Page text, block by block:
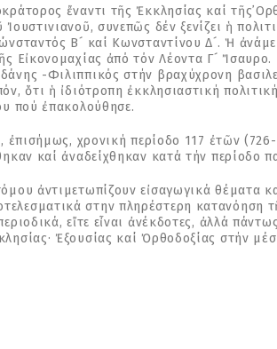
ἔναντι τῆς Ἐκκλησίας καί
συνεπῶς δέν ξενίζει ἡ
Β´ καί Κωνσταντίνου Δ´. Ἡ
Εἰκονομαχίας ἀπό τόν Λέοντα Γ´
-Φιλιππικός στήν βραχύχρονη
ὅτι ἡ ἰδιότροπη ἐκκλησιαστική
πού ἐπακολούθησε.
χρονική περίοδο 117 ἐτῶν
καί ἀναδείχθηκαν κατά τήν περίοδο
ἀντιμετωπίζουν εἰσαγωγικά θέματα
στην πληρέστερη κατανόηση
εἴτε εἶναι ἀνέκδοτες, ἀλλά
Ἐξουσίας καί Ὀρθοδοξίας στήν